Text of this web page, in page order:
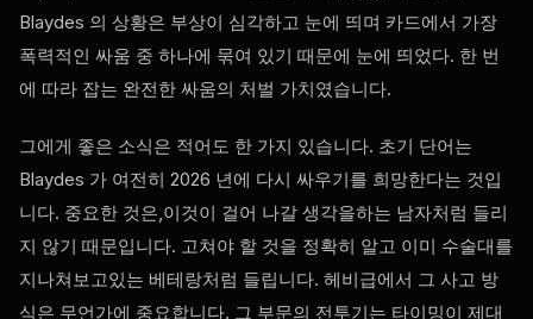
Blaydes 의 상황은 부상이 심각하고 눈에 띄며 카드에서 가장
폭력적인 싸움 중 하나에 묶여 있기 때문에 눈에 띄었다. 한 번
에 따라 잡는 완전한 싸움의 처벌 가치였습니다.
그에게 좋은 소식은 적어도 한 가지 있습니다. 초기 단어는
Blaydes 가 여전히 2026 년에 다시 싸우기를 희망한다는 것입
니다. 중요한 것은,이것이 걸어 나갈 생각을하는 남자처럼 들리
지 않기 때문입니다. 고쳐야 할 것을 정확히 알고 이미 수술대를
지나쳐보고있는 베테랑처럼 들립니다. 헤비급에서 그 사고 방
식은 무언가에 중요합니다. 그 부문의 전투기는 타이밍이 제대